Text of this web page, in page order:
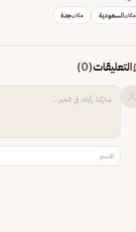
مكانالسعودية مكانجدة
التعليقات(
0
)